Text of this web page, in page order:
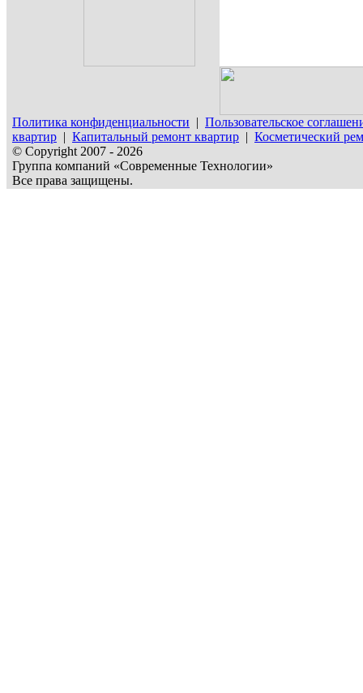
Политика конфиденциальности | Пользовательское
квартир | Капитальный ремонт квартир | Косметический
© Copyright 2007 - 2026
Группа компаний «Современные Технологии»
Все права защищены.